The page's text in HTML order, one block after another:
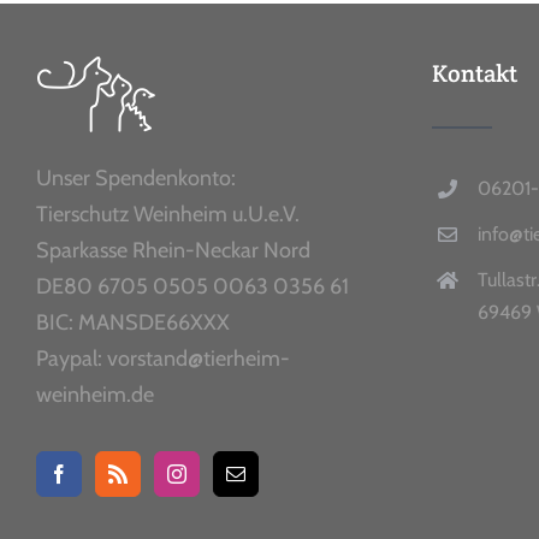
Unser Spendenkonto:
Tierschutz Weinheim u.U.e.V.
Sparkasse Rhein-Neckar Nord
DE80 6705 0505 0063 0356 61
BIC: MANSDE66XXX
Paypal: vorstand@tierheim-
weinheim.de
Kontakt
69469